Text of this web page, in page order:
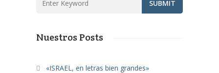
Nuestros Posts
«ISRAEL, en letras bien grandes»